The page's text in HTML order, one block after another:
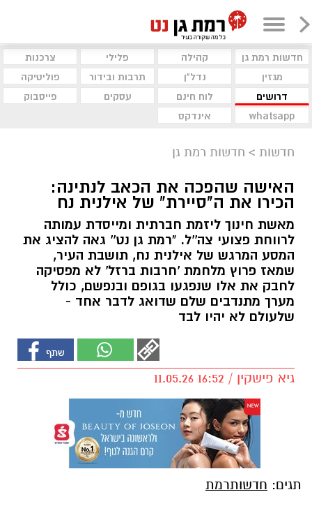
חדשות רמת גן קהילה פלילי
צרכנות
מגזין
נדל"ן תרבות ובידור
פוליטיקה
דרושים
לוח חינם עסקים
פייסבוק
whatsapp
אינדקס
חדשות > חדשות רמת גן
האישה שהפכה את הכאב לנתינה:
הכירו את ה"סיירת" של אילנית נח
מאשת חינוך ליזמת חברתית ומייסדת עמותה
לרווחת פצועי צה''ל. "רמת גן נט'' גאה להציג את
המסע המרגש של אילנית נח, תושבת העיר,
שמאז פרוץ מלחמת 'חרבות ברזל' לא מפסיקה
לחבק את אלו שנפגעו בגופם ובנפשם, כולל
מערך מתנדבים שלם שדואג לדבר אחד -
שלעולם לא יהיו לבד
גיא פישקין / 16:52 11.05.26
תגים: חדשותרמת